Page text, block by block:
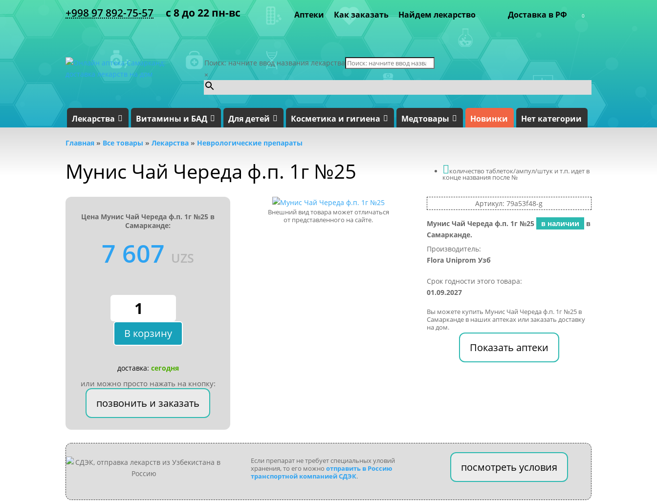
+998 97 892-75-57 с 8 до 22 пн-вс Аптеки Как заказать Найдем лекарство Доставка в РФ 0
Поиск: начните ввод названия лекарства
×
Лекарства Витамины и БАД Для детей Косметика и гигиена Медтовары Новинки Нет категории
Главная » Все товары » Лекарства » Неврологические препараты
Мунис Чай Череда ф.п. 1г №25 количество таблеток/ампул/штук и т.п. идет в
конце названия после №
Цена Мунис Чай Череда ф.п. 1г №25 в
Самарканде:
7 607 UZS
Мунис
Череда
В корзину
доставка: сегодня
или можно просто нажать на кнопку:
позвонить и заказать
Внешний вид товара может отличаться
от представленного на сайте.
Артикул: 79a53f48-g
Мунис Чай Череда ф.п. 1г №25 в наличии
в
Самарканде.
Производитель:
Flora Uniprom Узб
Срок годности этого товара:
01.09.2027
Вы можете купить Мунис Чай Череда ф.п. 1г №25 в
Самарканде в наших аптеках или заказать доставку
на дом.
Показать аптеки
Если препарат не требует специальных уловий
хранения, то его можно отправить в Россию
транспортной компанией СДЭК.
посмотреть условия